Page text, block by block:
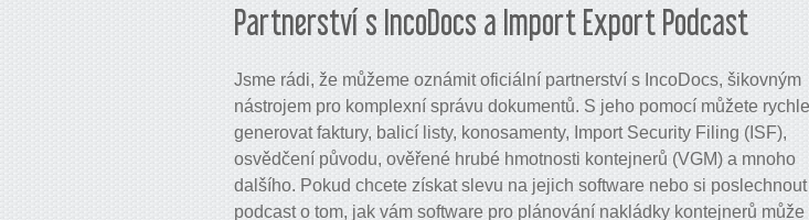
Partnerství s IncoDocs a Import Export Podcast
Jsme rádi, že můžeme oznámit oficiální partnerství s IncoDocs, šikovným
nástrojem pro komplexní správu dokumentů. S jeho pomocí můžete rychle
generovat faktury, balicí listy, konosamenty, Import Security Filing (ISF),
osvědčení původu, ověřené hrubé hmotnosti kontejnerů (VGM) a mnoho
dalšího. Pokud chcete získat slevu na jejich software nebo si poslechnout
podcast o tom, jak vám software pro plánování nakládky kontejnerů může